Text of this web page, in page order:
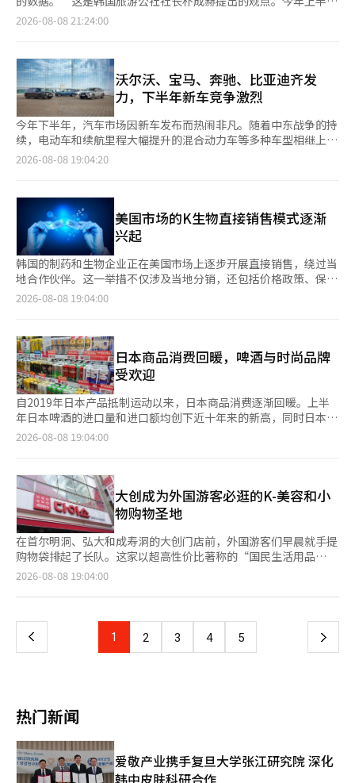
节日现场很难吃到与番茄相关的食物，平时吃的食物让我难以感受
到番茄节所在地区的独特性。” 地方上也有类似的声音。 沙内面
许多人对此表示满意，但也有人认为食品与平时接触的差别不大。
我觉得，除了观赏和娱乐，吃什么和记住什么也很重要。” 具演
元 韩国科技大学管理学博士表示：“火川番茄节以番茄为主题开
发了多种活动，提高了知名度，但为了持续发展，需要开发结合地
方番茄和农特产品的美食。” 他还强调：“如果能开发出利用火
川的多种农产品和林产品的美食，将会发展成一个观赏、娱乐和美
食相结合的节日，并能帮助农户。” 还有建议利用地方美食匠
人。 沙内面里长协会的相关人士表示：“每个村庄都有擅长烹饪
美食发展为旅游资源，让游客能品尝美食并在自然中休息。” 今
年的节日是民选第9届火川军长金世勋上任后的首次举办。自上月
31日开幕，持续至9日。将节日时间从原来的3天大幅延长至10
天，是一种新的尝试，旨在将游客的停留和消费与地方收入相连
接。 虽然准备时间不足，但由于节日场地扩大，时间延长，许多
人表示可以更加从容地享受活动。 关键在于如何将延长的节日时
间有效转化为地方收入。 如果能够在销售番茄和体验活动的基础
上，开发出与地方农、畜、林产品结合的美食，并将其固定为地方
食”的战略必要性。 火川军也意识到美食补充的必要性。 火川军
相关人士表示：“一直以来，游客和居民之间都反映缺乏与番茄相
关的美食，今年在扩展节日时间的过程中，准备时间也较短。”
他还表示：“我们将根据此次节日中居民和游客的评价，准备使未
来的观赏、娱乐和美食更加丰富的节日。” 今年的“10天番茄
节”是扩展节日外延的挑战，而接下来，利用番茄和地方农特产品
开发代表性美食，将游客的消费与农户和商业区的收入相连接，成
年，来韩外籍游客已超过1071万人。朴社长表示，计划通过数据
开始。 韩国旅游业正迎来新的转折点。K-流行音乐、电视剧、电
影、美食和美容等K-文化的全球关注，正迅速转化为实际的韩国访
问，推动韩国旅游市场的快速增长。 今年上半年，来韩外籍游客
已超过1071万人。6月20日，累计外籍游客已突破1000万，比去
年提前了约一个月。现在，韩国旅游的任务不仅是恢复到疫情前的
水平，更重要的是如何将不断增加的游客与整个国家的产业和地方
经济增长相连接。 朴成赫社长提出的下一个目标是到2028年实现
外籍游客3000万。在日本等旅游竞争国快速增长的情况下，必须
年的1071万游客与2028年的3000万游客连接起来，朴社长关注的
关键武器是数据和人工智能。 韩国旅游公社的人工智能转型从组
织重组开始。公社今年新设立了旅游人工智能创新总部，开始将人
工智能和数据应用于旅游政策和行业现场。 这包括开发人工智能
旅行助手、提升韩国旅游数据实验室的能力、扩大旅游数据的应用
等，形成一个整体的流动。重要的是，不仅为游客提供人工智能服
务，还要使旅游公社、旅游企业和地方政府能够利用数据进行更准
确的判断。 这并不是将人工智能作为一种旅游产品，而是整个旅
据进行旅游 朴成赫社长强调，为了实现3000万游客的目标，数据
是关键。旅游政策和营销不应仅依赖于负责人的经验和直觉，而应
通过数据分析游客的实际行为进行判断。 了解哪个国家的游客来
韩国，在哪里住宿，消费什么，在哪些地区停留时间较长，可以使
旅游政策更加精细化。没有必要向日本游客和美国游客展示同样的
韩国，也没有理由向K-流行音乐爱好者和对韩国美食感兴趣的游客
推荐相同的旅游产品。 在这一过程中，“韩国旅游数据实验
室”发挥着核心作用。数据实验室的会员人数已突破10万，通过旅
些市场和地区。 这并不是要抛弃直觉和经验，而是让数据和人工
智能验证经验，帮助做出更准确的判断。 人工智能为我设计个性
化的韩国旅行 人工智能改变旅游的最大变化在于旅行方式本身。
过去，外国游客想要游览韩国，必须在搜索引擎、博客和YouTube
之间反复切换，逐一寻找景点、住宿、餐厅和交通。 而现在，只
需询问人工智能。如果想体验三天的K-流行音乐和韩国美食，或者
请求为父母设计一个舒适的旅行路线，人工智能就会根据个人的兴
餐饮和住宿，从而大大降低外国游客在韩国旅行时面临的语言和信
息障碍。 旅游的中心正从信息搜索转向人工智能设计旅行。 展示
每个人不同的韩国 人工智能旅游的另一个竞争力在于超个性化。
美国游客推荐传统市场和地方美食之旅。如果对历史感兴趣，可以
连接庆州和公州·扶余；如果想要自然和休闲，可以推荐相对不为
人知的地区。 韩国并不缺乏旅游资源，问题在于外国游客仍然不
知道很多地方。如果人工智能能够将游客的偏好与地区的旅游资源
连接起来，整个韩国就可以成为一个巨大的旅游产品。 3000万游
2026-08-08 21:24:00
沃尔沃、宝马、奔驰、比亚迪齐发
力，下半年新车竞争激烈
今年下半年，汽车市场因新车发布而热闹非凡。随着中东战争的持
续，电动车和续航里程大幅提升的混合动力车等多种车型相继上
市，竞争愈发激烈。国内外汽车制造商计划推出多款大型畅销新
在下半年推出了从高端纯电动车（EV）到高效插电式混合动力车
（PHEV）及内燃机车型的多款主力车型。 宝马本月在国内正式推
出旗舰纯电动运动活动车（SAV）'全新iX'。作为宝马电动品牌
BMW i的专属车型，BMW iX展现了品牌对电动出行的追求，搭载
了两台电动机的智能四轮驱动系统BMW xDrive，支持从10%充电
至80%仅需34至35分钟，提升了电力效率。 基础车型BMW全新iX
xDrive45的最大功率提升至408马力，比之前增加82马力。最大扭
矩也提升至71.4kg·m，比之前增加7.2kg·m，零百加速时间缩
到100.4kWh，比现有车型增加约30%。根据韩国环境部认证，单
次充电续航里程为446km（WLTP标准下最大可达602km）。
BMW全新iX xDrive60的最大功率为544马力，比之前增加21马
力，最大扭矩为78.0kg·m。零百加速时间为4.6秒，单次充电续
航里程根据韩国环境部认证为509km，比现有车型增加45km，
WLTP标准下最大续航可达701km。 高性能M车型BMW全新iX
M70 xDrive的最大功率为659马力（在运动模式下激活时），比之
前增加40马力，使用启动控制功能时，扭矩可达112.2kg·m。零
421km（WLTP标准下为600km），处于同级别的顶尖水平。价
格方面，全新iX xDrive45为1亿2480万韩元，全新iX xDrive60为1
亿5380万韩元，而高性能车型全新iX M70 xDrive则为1亿7770万
韩元。 梅赛德斯-奔驰韩国最近推出了全球畅销车型'GLC'的首款纯
电动版本'全新梅赛德斯-奔驰电动（以下简称全新电动GLC）'。全
新电动GLC首次应用了奔驰电动车专用架构MB.EA（梅赛德斯-奔
驰电动架构），结合了GLC独特的身份与最先进的电动驱动系统和
智能直观的软件。 在韩国推出的车型包括：△GLC 300 4MATIC
上市一个月内预订量已突破1000辆，受到热烈欢迎。 沃尔沃汽车
韩国推出了下半年最受期待的'ES90'。这款下一代纯电动旗舰车型
结合了轿车的优雅、掀背车的灵活性、SUV的宽敞内部空间和高离
性能的英伟达Orin核心计算机，车辆可自我更新，随着时间推移性
能不断提升。同时，配备5个摄像头、5个雷达和12个超声波传感
器的感应技术，能够有效保护车内外人员。此外，车内乘客检测系
统能够精确识别车内遗留的宠物和婴儿等，确保安全。尽管具备如
此性能，韩国市场的定价比全球低至5000万韩元，具备竞争力。
2026-08-08 19:04:20
美国市场的K生物直接销售模式逐渐
兴起
韩国的制药和生物企业正在美国市场上逐步开展直接销售，绕过当
地合作伙伴。这一举措不仅涉及当地分销，还包括价格政策、保险
登记、销售和市场营销等，以改变其收益结构。然而，目前通过建
售：成功的关键因素和准备策略》报告，分析认为，美国直接销售
的成功可能性在技术难度较高或针对特定患者群体的专业药品中相
对较高。这是因为竞争对手有限，且可以基于产品竞争力确保稳定
的收益。 SK生物制药是一个典型案例。该公司在2019年获得美国
食品药品监督管理局（FDA）批准的癫痫治疗药物塞诺巴美特（美
国商品名：Xcopri）后，于2020年通过美国子公司SK生命科学开
始了当地的直接销售。 SK生命科学自成立之初便引进了来自全球
大型制药公司的中枢神经系统（CNS）销售和市场营销专家，建立
性成人部分癫痫患者的临床试验中，证明了其显著高于竞争药物的
完全发作消失率，从而赢得了处方现场的信任，这也促成了直接销
售体系的早期建立。 塞诺巴美特在美国市场的处方量持续增长，
去年实现了6303亿韩元的销售额，比前一年增长约44%。为了扩
大销售，公司上个月与SK生命科学签署了5536万美元（约793亿
韩元）的药品供应合同。这是今年的第五份合同，累计合同金额已
达到2818亿韩元。 自2019年会长徐正仁提出海外直接销售网络建
设计划以来，Celltrion一直在稳步建立直接销售体系。2020年在
欧洲转为直接销售，2023年开始在美国正式开展直接销售。目
销售的扩展已转化为实际业绩。由于吉姆佩特拉（成分名：英夫利
昔单抗）和尤普莱玛（成分名：阿达木单抗）销售的增长，公司在
2023年第二季度北美直接销售收入首次突破2000亿韩元。特别是
分名：奥马利珠单抗）在意大利的直接销售竞争力得到了验证，今
造商、批发商、保险公司、PBM、采购联盟等复杂的关系。保险登
记、价格谈判和处方网络的建立是市场成功的关键。因此，直接销
售模式要求当地法人从产品许可、价格制定、保险登记、销售和市
2026-08-08 19:04:00
日本商品消费回暖，啤酒与时尚品牌
受欢迎
自2019年日本产品抵制运动以来，日本商品消费逐渐回暖。上半
年日本啤酒的进口量和进口额均创下近十年来的新高，同时日本时
尚品牌也在首尔的核心商业区陆续开设门店。这一变化被解读为消
半年日本啤酒的进口量达到58305吨，同比增长33.5%。这一数字
是近十年来上半年的最高水平，超过了2018年的42962吨和2019
年的41535吨。进口额也达到4592万美元，比去年同期增长
30.1%，超出2018年上半年的最高纪录3929万美元16.9%。日本
啤酒的进口比例也显著上升。今年上半年，日本产啤酒占总啤酒进
口量124200吨的46.9%，比去年同期的38.0%上升了8.9个百分
点。 便利店和大型超市的日本啤酒销售也在增加。CU在今年1至7
月的日本啤酒销售额同比增长30.2%。同一时期，GS25的日本啤
酒销售额也增长了30.1%。日本札幌的国内分销商MZ Beverage统
52%。去年7月在首尔成寿洞设立的“札幌啤酒摊”快闪店吸引了
4万7000人，销售了9万6000杯生啤酒。 在时尚市场，日本品牌的
数量也在增加。现代百货集团旗下的时尚公司Hansem在其编辑店
品牌在今年1至7月的销售额同比增长超过50%。购买顾客中有
60%为20至30岁年轻人。LF运营的编辑店Raum中，2024年入驻
的日本设计师品牌Akira Nakata在每个季节的购买顾客中，70%
2026-08-08 19:04:00
大创成为外国游客必逛的K-美容和小
物购物圣地
在首尔明洞、弘大和成寿洞的大创门店前，外国游客们早晨就手提
购物袋排起了长队。这家以超高性价比著称的“国民生活用品
店”大创，如今已成为来韩外国游客必经的“K-购物圣地”。 根
分别为2023年130%、2024年50%和2025年60%，每年都在快速
前，大创每月推出超过600种新产品。凭借压倒性的性价比和便捷
的社区门店网络，吸引了大量寻找超低价生活美容产品的消费者。
门店。 吸引外国游客的主要原因无疑是“超高性价比的K-美
容”产品线。以5000韩元以下的惊人价格推出的护肤和基础化妆
品系列，已经成为来韩国必买的纪念品。 在今年大创上半年新产
品中，销售量最高的“上半年新款最佳”是美容产品“本色视黄醇
双V贴面膜”。大创的美容产品以低于市场知名品牌化妆品一半的
2026-08-08 19:04:00
上
页
1 2 3 4 5 下
热门新闻
爱敬产业携手复旦大学张江研究院 深化
韩中皮肤科研合作